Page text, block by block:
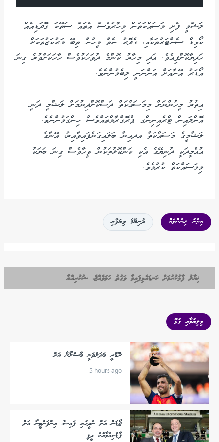
ލަޝްމީ ފެށި މަސައްކަތުން މިހާރުވެސް އެތައް ސަތޭކަ ގޮދަޑިއެއް
ކޯވިޑް ސެންޓަރުތަކާއި، ގެދޮރު ނެތް މީހުން ތިބޭ މަރުކަޒުތަކަށް
ހަދިޔާކޮށްފިއެވެ. އަދި މިހާރު ކޮންމެ ދުވަހަކުވެސް ހާހަކަށްވުރެ ގިނަ
އޯޑަރު އޭނާއަށް އަންނަނީ ލިބެމުންނެވެ.
އިތުރު މީހުންނަށް މިމަސައްކަތް ދަސްކޮށްދިނުމަށް ލަޝްމީ ދަނީ
އޮންލައިން ޓްރެއިނިންގ ޕްރޮގްރާމްތައްވެސް ހިންގަމުންނެވެ.
ލަޝްމީގެ މަސައްކަތް އދއިން ބަލައިގަނެފައިވާއިރު، އޭނާގެ
އުއްމީދަކީ ދުނިޔޭގެ އެކި ކަންކޮޅުތަކުން ވީހާވެސް ގިނަ ބަޔަކު
މިމަސައްކަތް ކުރުމެވެ.
އިތުރު ލިޔުންތައް ދުނިޔޭގެ ވިޔަފާރި
ޚިޔާލު ފާޅުކުރުމަށް ކަނޑައެޅިފައިވާ ވަގުތު ހަމަވެއްޖެ، ޝުކުރިއްޔާ
މިލިޔުމާއި ގުޅޭ
ރޮޑްރީ ބަދަލުވަނީ ބާސެލޯނާ އަށް
5 hours ago
ޖޯޑަން އަށް ނުދީހުރި ފައިސާ، އިންފަންޓީނޯ އަށް
ފާޑުކިއުމާއެކު ދީފި